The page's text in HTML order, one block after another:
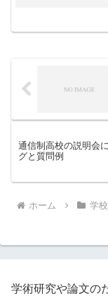
通信制高校の説明会
グと質問例
ホーム 学
学術研究や論文の